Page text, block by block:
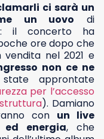
ci sarà un
un uovo di
il concerto ha
ore dopo che
nel 2021 e
non ce ne
approntate
per l’accesso
). Damiano
con un live
energia, che